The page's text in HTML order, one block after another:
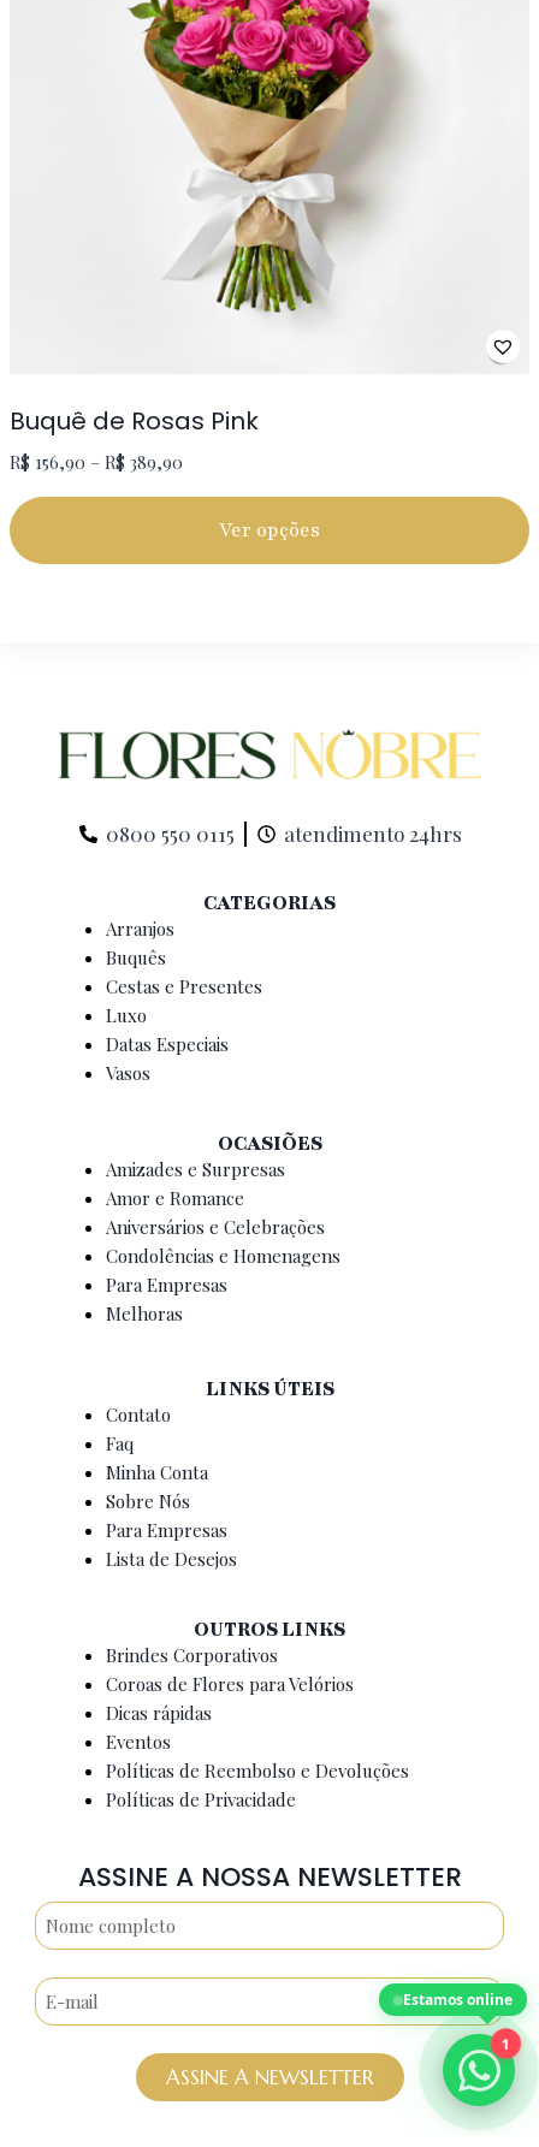
1
Estamos online
Buquê de Rosas Pink
R$ 156,90 – R$ 389,90
Ver opções
0800 550 0115 atendimento 24hrs
CATEGORIAS
Arranjos
Buquês
Cestas e Presentes
Luxo
Datas Especiais
Vasos
OCASIÕES
Amizades e Surpresas
Amor e Romance
Aniversários e Celebrações
Condolências e Homenagens
Para Empresas
Melhoras
LINKS ÚTEIS
Contato
Faq
Minha Conta
Sobre Nós
Para Empresas
Lista de Desejos
OUTROS LINKS
Brindes Corporativos
Coroas de Flores para Velórios
Dicas rápidas
Eventos
Políticas de Reembolso e Devoluções
Políticas de Privacidade
ASSINE A NOSSA NEWSLETTER
ASSINE A NEWSLETTER